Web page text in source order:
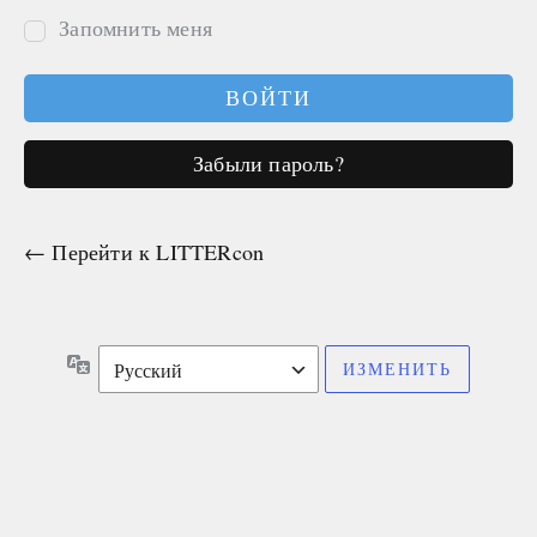
Запомнить меня
Забыли пароль?
← Перейти к LITTERcon
Язык